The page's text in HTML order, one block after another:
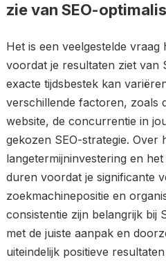
zie van SEO-
Het is een veelgestelde
voordat je resultaten ziet van
exacte tijdsbestek kan
verschillende factoren, zoals
website, de concurrentie in
gekozen SEO-strategie. Over
langetermijninvestering en
duren voordat je significante
zoekmachinepositie en
consistentie zijn belangrijk bij
met de juiste aanpak en
uiteindelijk positieve